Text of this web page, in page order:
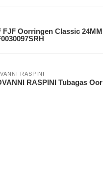
FJF Oorringen Classic
RASPINI
RASPINI Tubagas